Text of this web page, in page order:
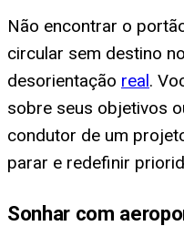
Não encontrar o
circular sem destino
desorientação real.
sobre seus objetivos
condutor de um
parar e redefinir
Sonhar com